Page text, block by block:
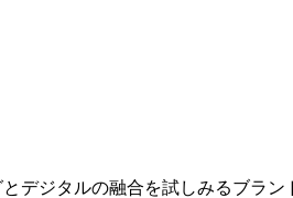
デジタルの融合を試しみるブラ